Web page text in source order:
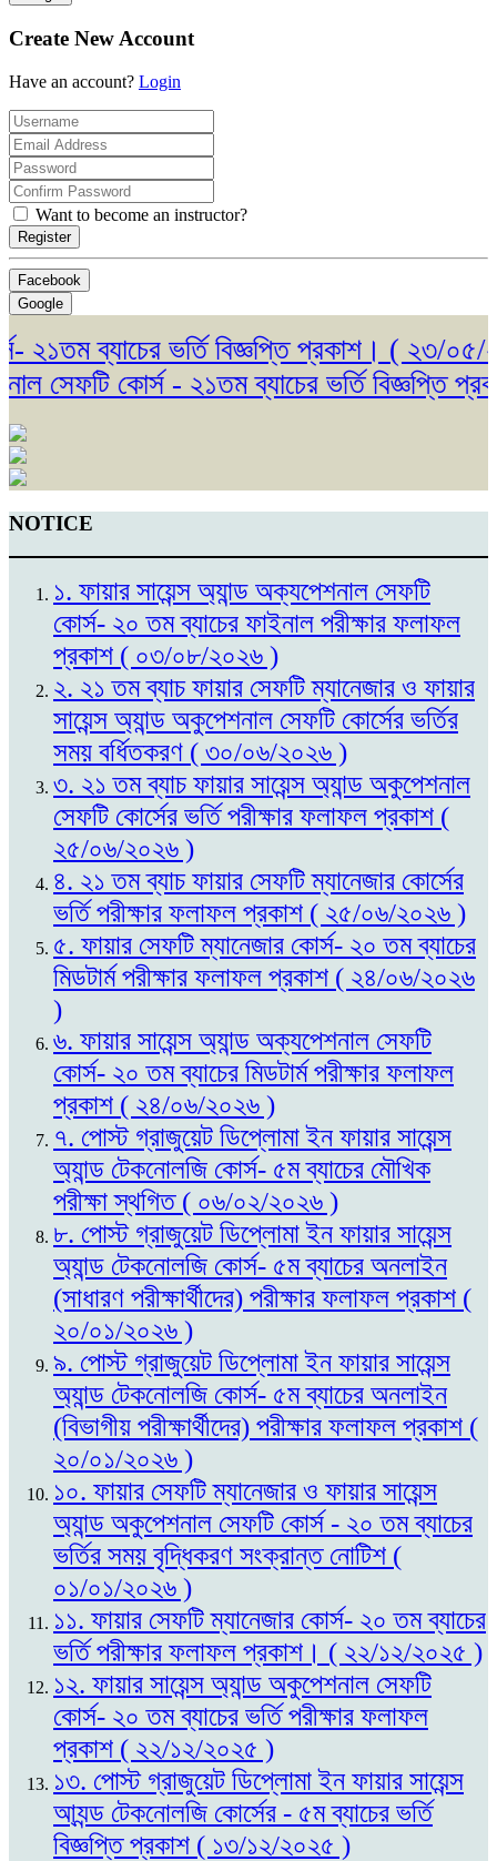
Create New Account
Have an account? Login
Want to become an instructor?
Register
Facebook
Google
ব্যাচের ভর্তি বিজ্ঞপ্তি প্রকাশ। ( ২৩/০৫/
সেফটি কোর্স - ২১তম ব্যাচের ভর্তি বিজ্ঞপ্তি
NOTICE
১. ফায়ার সায়েন্স অ্যান্ড অক্যপেশনাল সেফটি
কোর্স- ২০ তম ব্যাচের ফাইনাল পরীক্ষার ফলাফল
প্রকাশ ( ০৩/০৮/২০২৬ )
২. ২১ তম ব্যাচ ফায়ার সেফটি ম্যানেজার ও ফায়ার
সায়েন্স অ্যান্ড অকুপেশনাল সেফটি কোর্সের ভর্তির
সময় বর্ধিতকরণ ( ৩০/০৬/২০২৬ )
৩. ২১ তম ব্যাচ ফায়ার সায়েন্স অ্যান্ড অকুপেশনাল
সেফটি কোর্সের ভর্তি পরীক্ষার ফলাফল প্রকাশ (
২৫/০৬/২০২৬ )
৪. ২১ তম ব্যাচ ফায়ার সেফটি ম্যানেজার কোর্সের
ভর্তি পরীক্ষার ফলাফল প্রকাশ ( ২৫/০৬/২০২৬ )
৫. ফায়ার সেফটি ম্যানেজার কোর্স- ২০ তম ব্যাচের
মিডটার্ম পরীক্ষার ফলাফল প্রকাশ ( ২৪/০৬/২০২৬
)
৬. ফায়ার সায়েন্স অ্যান্ড অক্যপেশনাল সেফটি
কোর্স- ২০ তম ব্যাচের মিডটার্ম পরীক্ষার ফলাফল
প্রকাশ ( ২৪/০৬/২০২৬ )
৭. পোস্ট গ্রাজুয়েট ডিপ্লোমা ইন ফায়ার সায়েন্স
অ্যান্ড টেকনোলজি কোর্স- ৫ম ব্যাচের মৌখিক
পরীক্ষা স্থগিত ( ০৬/০২/২০২৬ )
৮. পোস্ট গ্রাজুয়েট ডিপ্লোমা ইন ফায়ার সায়েন্স
অ্যান্ড টেকনোলজি কোর্স- ৫ম ব্যাচের অনলাইন
(সাধারণ পরীক্ষার্থীদের) পরীক্ষার ফলাফল প্রকাশ (
২০/০১/২০২৬ )
৯. পোস্ট গ্রাজুয়েট ডিপ্লোমা ইন ফায়ার সায়েন্স
অ্যান্ড টেকনোলজি কোর্স- ৫ম ব্যাচের অনলাইন
(বিভাগীয় পরীক্ষার্থীদের) পরীক্ষার ফলাফল প্রকাশ (
২০/০১/২০২৬ )
১০. ফায়ার সেফটি ম্যানেজার ও ফায়ার সায়েন্স
অ্যান্ড অকুপেশনাল সেফটি কোর্স - ২০ তম ব্যাচের
ভর্তির সময় বৃদ্ধিকরণ সংক্রান্ত নোটিশ (
০১/০১/২০২৬ )
১১. ফায়ার সেফটি ম্যানেজার কোর্স- ২০ তম ব্যাচের
ভর্তি পরীক্ষার ফলাফল প্রকাশ। ( ২২/১২/২০২৫ )
১২. ফায়ার সায়েন্স অ্যান্ড অকুপেশনাল সেফটি
কোর্স- ২০ তম ব্যাচের ভর্তি পরীক্ষার ফলাফল
প্রকাশ ( ২২/১২/২০২৫ )
১৩. পোস্ট গ্রাজুয়েট ডিপ্লোমা ইন ফায়ার সায়েন্স
আ্যন্ড টেকনোলজি কোর্সের - ৫ম ব্যাচের ভর্তি
বিজ্ঞপ্তি প্রকাশ ( ১৩/১২/২০২৫ )